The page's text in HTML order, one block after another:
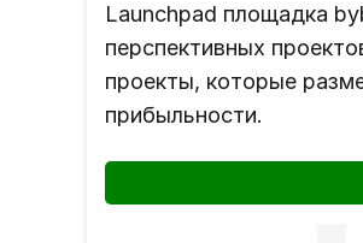
Launchpad площадка
перспективных
проекты, которые
прибыльности.